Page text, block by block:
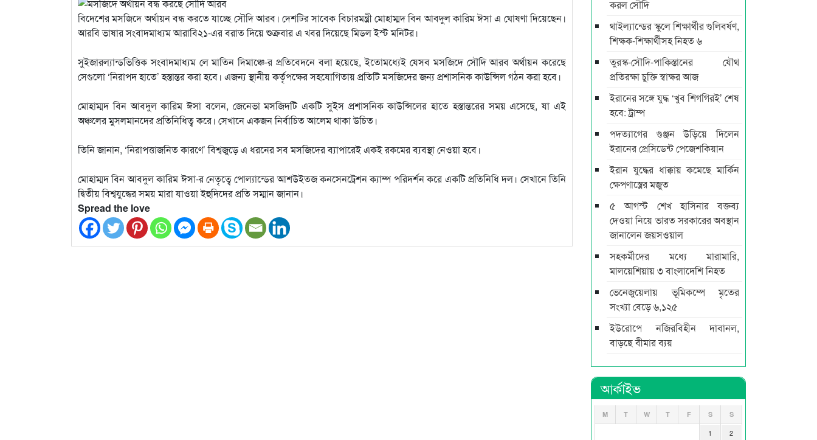
বিদেশের মসজিদে অর্থায়ন বন্ধ করতে যাচ্ছে সৌদি আরব। দেশটির সাবেক বিচারমন্ত্রী মোহাম্মদ বিন আবদুল কারিম ঈসা এ ঘোষণা দিয়েছেন।
আরবি ভাষার সংবাদমাধ্যম আরাবি২১-এর বরাত দিয়ে শুক্রবার এ খবর দিয়েছে মিডল ইস্ট মনিটর।
সুইজারল্যান্ডভিত্তিক সংবাদমাধ্যম লে মাতিন দিমাঞ্চে-র প্রতিবেদনে বলা হয়েছে, ইতোমধ্যেই যেসব মসজিদে সৌদি আরব অর্থায়ন করেছে
সেগুলো ‘নিরাপদ হাতে’ হস্তান্তর করা হবে। এজন্য স্থানীয় কর্তৃপক্ষের সহযোগিতায় প্রতিটি মসজিদের জন্য প্রশাসনিক কাউন্সিল গঠন করা হবে।
মোহাম্মদ বিন আবদুল কারিম ঈসা বলেন, জেনেভা মসজিদটি একটি সুইস প্রশাসনিক কাউন্সিলের হাতে হস্তান্তরের সময় এসেছে, যা এই
অঞ্চলের মুসলমানদের প্রতিনিধিত্ব করে। সেখানে একজন নির্বাচিত আলেম থাকা উচিত।
তিনি জানান, ‘নিরাপত্তাজনিত কারণে’ বিশ্বজুড়ে এ ধরনের সব মসজিদের ব্যাপারেই একই রকমের ব্যবস্থা নেওয়া হবে।
মোহাম্মদ বিন আবদুল কারিম ঈসা-র নেতৃত্বে পোল্যান্ডের আশউইতজ কনসেনট্রেশন ক্যাম্প পরিদর্শন করে একটি প্রতিনিধি দল। সেখানে তিনি
দ্বিতীয় বিশ্বযুদ্ধের সময় মারা যাওয়া ইহুদিদের প্রতি সম্মান জানান।
Spread the love
করল সৌদি
থাইল্যান্ডের স্কুলে শিক্ষার্থীর গুলিবর্ষণ,
শিক্ষক-শিক্ষার্থীসহ নিহত ৬
তুরস্ক-সৌদি-পাকিস্তানের যৌথ
প্রতিরক্ষা চুক্তি স্বাক্ষর আজ
ইরানের সঙ্গে যুদ্ধ ‘খুব শিগগিরই’ শেষ
হবে: ট্রাম্প
পদত্যাগের গুঞ্জন উড়িয়ে দিলেন
ইরানের প্রেসিডেন্ট পেজেশকিয়ান
ইরান যুদ্ধের ধাক্কায় কমেছে মার্কিন
ক্ষেপণাস্ত্রের মজুত
৫ আগস্ট শেখ হাসিনার বক্তব্য
দেওয়া নিয়ে ভারত সরকারের অবস্থান
জানালেন জয়সওয়াল
সহকর্মীদের মধ্যে মারামারি,
মালয়েশিয়ায় ৩ বাংলাদেশি নিহত
ভেনেজুয়েলায় ভূমিকম্পে মৃতের
সংখ্যা বেড়ে ৬,১২৫
ইউরোপে নজিরবিহীন দাবানল,
বাড়ছে বীমার ব্যয়
আর্কাইভ
M T W T F S S
1
2